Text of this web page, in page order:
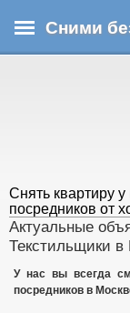
Сними
Снять квартиру
посредников от
Актуальные
Текстильщики в
У нас вы всегда
посредников в